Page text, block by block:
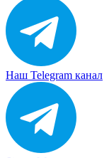
Наш Telegram канал